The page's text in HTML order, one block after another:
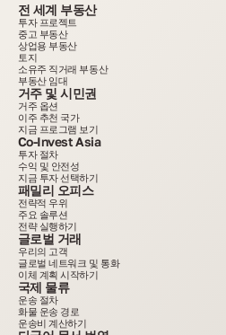
전 세계 부동산
투자 프로젝트
중고 부동산
상업용 부동산
토지
소유주 직거래 부동산
부동산 임대
거주 및 시민권
거주 옵션
이주 추천 국가
지금 프로그램 보기
Co-Invest Asia
투자 절차
수익 및 안전성
지금 투자 선택하기
패밀리 오피스
전략적 우위
주요 솔루션
전략 실행하기
글로벌 거래
우리의 고객
글로벌 네트워크 및 통화
이체 계획 시작하기
국제 물류
운송 절차
화물 운송 경로
운송비 계산하기